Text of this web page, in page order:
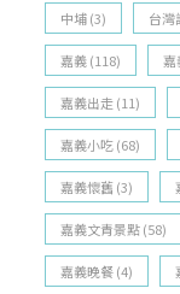
中埔(3) 台灣
嘉義(118) 嘉
嘉義出走(11)
嘉義小吃(68)
嘉義懷舊 (3)
嘉義文青景點(58)
嘉義晚餐(4)